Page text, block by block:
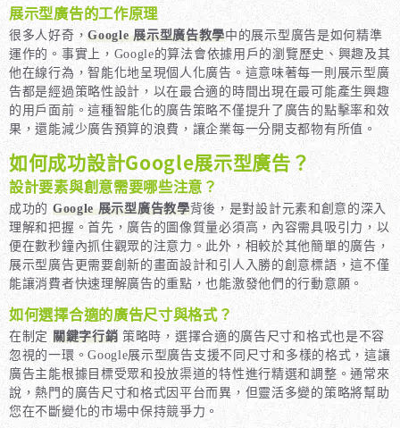
展示型廣告的工作原理
很多人好奇，Google 展示型廣告教學中的展示型廣告是如何精準
運作的。事實上，Google的算法會依據用戶的瀏覽歷史、興趣及其
他在線行為，智能化地呈現個人化廣告。這意味著每一則展示型廣
告都是經過策略性設計，以在最合適的時間出現在最可能產生興趣
的用戶面前。這種智能化的廣告策略不僅提升了廣告的點擊率和效
果，還能減少廣告預算的浪費，讓企業每一分開支都物有所值。
如何成功設計Google展示型廣告？
設計要素與創意需要哪些注意？
成功的 Google 展示型廣告教學背後，是對設計元素和創意的深入
理解和把握。首先，廣告的圖像質量必須高，內容需具吸引力，以
便在數秒鐘內抓住觀眾的注意力。此外，相較於其他簡單的廣告，
展示型廣告更需要創新的畫面設計和引人入勝的創意標語，這不僅
能讓消費者快速理解廣告的重點，也能激發他們的行動意願。
如何選擇合適的廣告尺寸與格式？
在制定 關鍵字行銷 策略時，選擇合適的廣告尺寸和格式也是不容
忽視的一環。Google展示型廣告支援不同尺寸和多樣的格式，這讓
廣告主能根據目標受眾和投放渠道的特性進行精選和調整。通常來
說，熱門的廣告尺寸和格式因平台而異，但靈活多變的策略將幫助
您在不斷變化的市場中保持競爭力。